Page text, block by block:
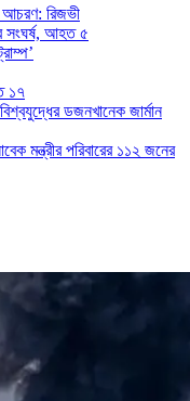
আচরণ: রিজভী
সংঘর্ষ, আহত ৫
১৭
ডজনখানেক জার্মান
মন্ত্রীর পরিবারের ১১২ জনের